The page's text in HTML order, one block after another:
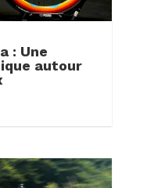
: Une
autour